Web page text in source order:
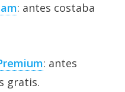
: antes costaba
: antes
gratis.